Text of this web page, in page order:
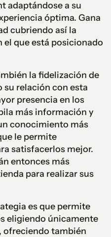
adaptándose a su
óptima. Gana
cubriendo así la
que está posicionado
la fidelización de
relación con esta
presencia en los
más información y
conocimiento más
le permite
satisfacerlos mejor.
entonces más
para realizar sus
es que permite
eligiendo únicamente
ofreciendo también